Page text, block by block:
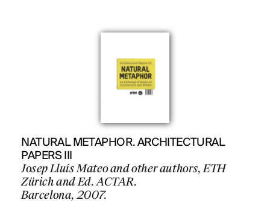
NATURAL METAPHOR. ARCHITECTURAL
PAPERS III
Josep Lluís Mateo and other authors, ETH
Zürich and Ed. ACTAR.
Barcelona, 2007.